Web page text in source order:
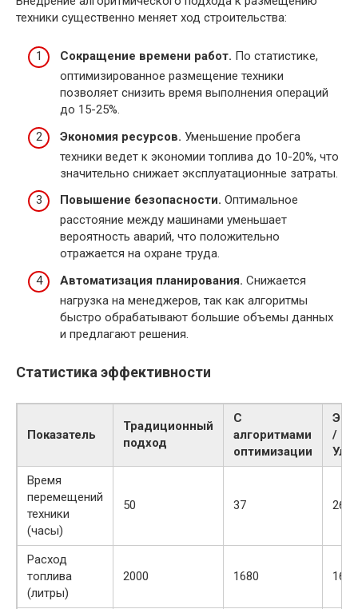
техники существенно меняет ход строительства:
Сокращение времени работ. По статистике,
оптимизированное размещение техники
позволяет снизить время выполнения операций
до 15-25%.
Экономия ресурсов. Уменьшение пробега
техники ведет к экономии топлива до 10-20%, что
значительно снижает эксплуатационные затраты.
Повышение безопасности. Оптимальное
расстояние между машинами уменьшает
вероятность аварий, что положительно
отражается на охране труда.
Автоматизация планирования. Снижается
нагрузка на менеджеров, так как алгоритмы
быстро обрабатывают большие объемы данных
и предлагают решения.
Статистика эффективности
Показатель
Традиционный
подход
С
алгоритмами
оптимизации
/
Время
перемещений
техники
(часы)
50 37 26%
Расход
топлива
(литры)
2000 1680 16%